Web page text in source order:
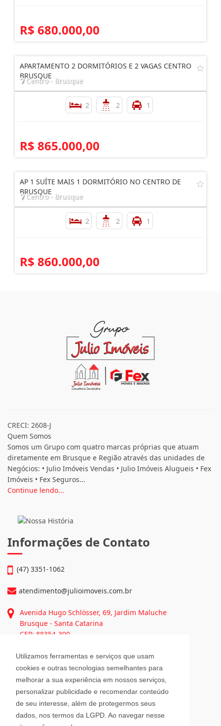
Utilizamos ferramentas e serviços que usam
cookies e outras tecnologias semelhantes para
melhorar a sua experiência em nossos serviços,
personalizar publicidade e recomendar conteúdo
de seu interesse, além de protegermos seus
dados, nos termos da LGPD. Ao navegar nesse
R$ 680.000,00
APARTAMENTO 2 DORMITÓRIOS E 2 VAGAS CENTRO
BRUSQUE
Centro - Brusque
2 2 1
R$ 865.000,00
AP 1 SUÍTE MAIS 1 DORMITÓRIO NO CENTRO DE
BRUSQUE
Centro - Brusque
2 2 1
R$ 860.000,00
CRECI: 2608-J
Quem Somos
Negócios: • Julio Imóveis Vendas • Julio Imóveis Alugueis • Fex
Continue lendo...
Informações de Contato
(47) 3351-1062
Avenida Hugo Schlösser, 69, Jardim Maluche
Brusque - Santa Catarina
CEP: 88354-300
Horário de Atendimento